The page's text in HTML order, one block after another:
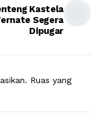
Kastela
Segera
Dipugar
Ruas yang